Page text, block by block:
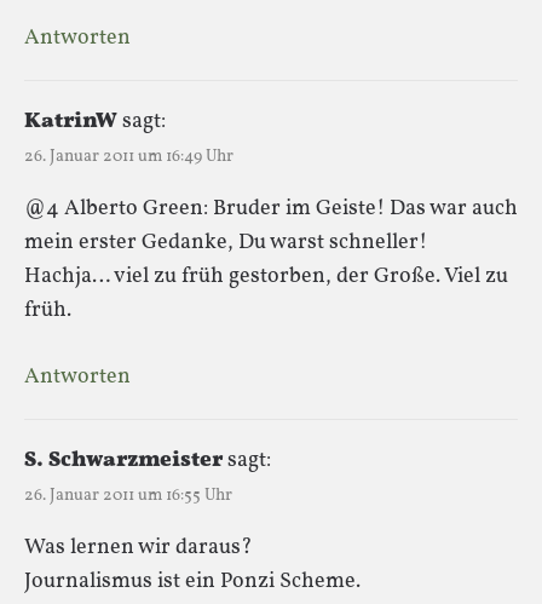
Antworten
KatrinWsagt:
26. Januar 2011 um 16:49 Uhr
@4 Alberto Green: Bruder im Geiste! Das war auch
mein erster Gedanke, Du warst schneller!
Hachja… viel zu früh gestorben, der Große. Viel zu
früh.
Antworten
S. Schwarzmeistersagt:
26. Januar 2011 um 16:55 Uhr
Was lernen wir daraus?
Journalismus ist ein Ponzi Scheme.